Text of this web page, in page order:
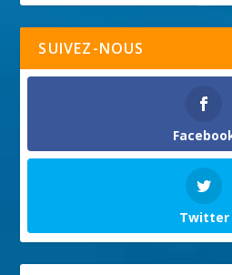
SUIVEZ-NOUS
Twitter